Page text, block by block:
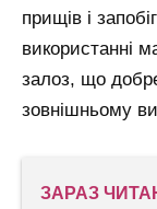
прищів і
використанні
залоз, що
зовнішньому
ЗАРАЗ